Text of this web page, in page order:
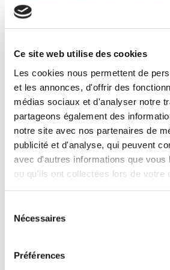
Ce site web utilise des cookies
Les cookies nous permettent de
et les annonces, d'offrir des
médias sociaux et d'analyser notre
partageons également des
notre site avec nos partenaires de
publicité et d'analyse, qui peuvent
avec d'autres informations que vous
ou qu'ils ont collectées lors de votre
Nécessaires
Préférences
Karel Yon, Pierre Rouxel